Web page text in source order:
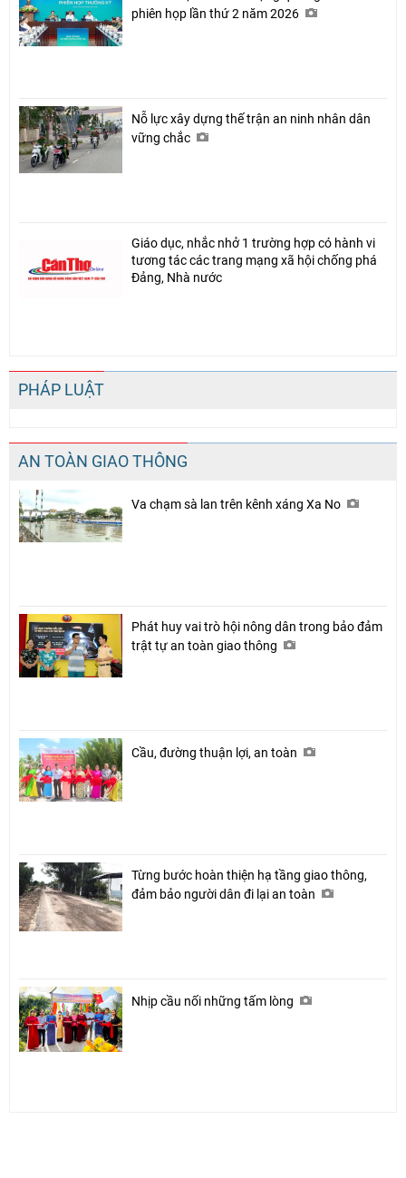
phiên họp lần thứ 2 năm 2026
Nỗ lực xây dựng thế trận an ninh nhân dân
vững chắc
Giáo dục, nhắc nhở 1 trường hợp có hành vi
tương tác các trang mạng xã hội chống phá
Đảng, Nhà nước
PHÁP LUẬT
AN TOÀN GIAO THÔNG
Va chạm sà lan trên kênh xáng Xa No
Phát huy vai trò hội nông dân trong bảo đảm
trật tự an toàn giao thông
Cầu, đường thuận lợi, an toàn
Từng bước hoàn thiện hạ tầng giao thông,
đảm bảo người dân đi lại an toàn
Nhịp cầu nối những tấm lòng